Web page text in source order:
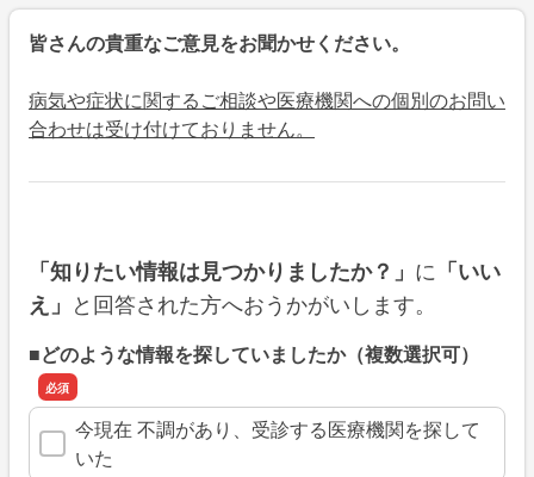
皆さんの貴重なご意見をお聞かせください。
病気や症状に関するご相談や医療機関への個別のお問い
合わせは受け付けておりません。
「知りたい情報は見つかりましたか？」 に 「いい
え」 と回答された方へおうかがいします。
■どのような情報を探していましたか（複数選択可）
今現在 不調があり、受診する医療機関を探して
いた